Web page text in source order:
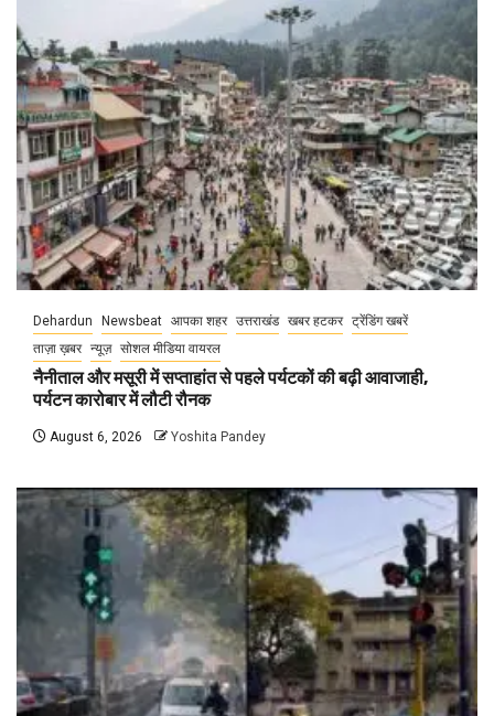
Dehardun Newsbeat आपका शहर उत्तराखंड खबर हटकर ट्रेंडिंग खबरें
ताज़ा ख़बर न्यूज़ सोशल मीडिया वायरल
नैनीताल और मसूरी में सप्ताहांत से पहले पर्यटकों की बढ़ी आवाजाही,
पर्यटन कारोबार में लौटी रौनक
August 6, 2026 Yoshita Pandey